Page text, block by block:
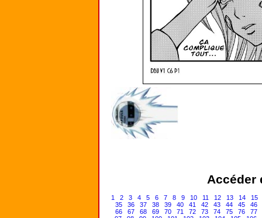
Accéder
1 2 3 4 5 6 7 8 9 10 11 12 13 14
15
35
36 37 38 39 40 41 42 43 44 45
46
66
67 68 69 70 71 72 73 74 75 76
77